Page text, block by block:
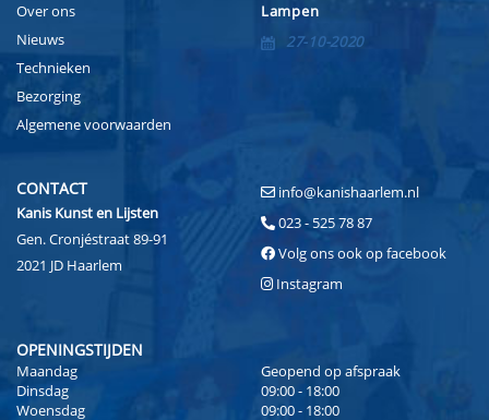
Over ons
Nieuws
Technieken
Bezorging
Algemene voorwaarden
Lampen
27-10-2020
CONTACT
Kanis Kunst en Lijsten
Gen. Cronjéstraat 89-91
2021 JD Haarlem
info@kanishaarlem.nl
023 - 525 78 87
Volg ons ook op facebook
Instagram
OPENINGSTIJDEN
Maandag
Geopend op afspraak
Dinsdag
09:00 - 18:00
Woensdag
09:00 - 18:00